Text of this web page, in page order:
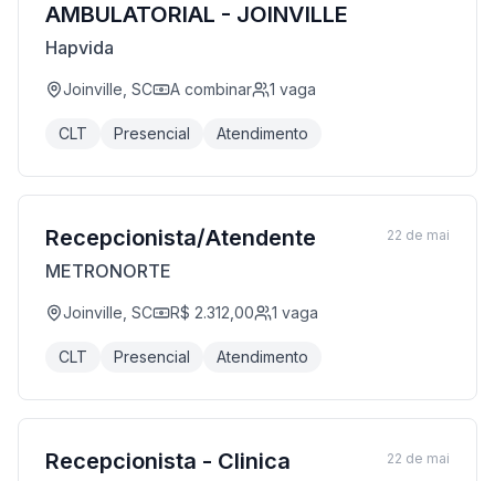
AMBULATORIAL - JOINVILLE
Hapvida
Joinville, SC A combinar 1 vaga
CLT Presencial Atendimento
Recepcionista/Atendente
METRONORTE
Joinville, SC R$ 2.312,00 1 vaga
CLT Presencial Atendimento
22 de mai
Recepcionista - Clinica 22 de mai